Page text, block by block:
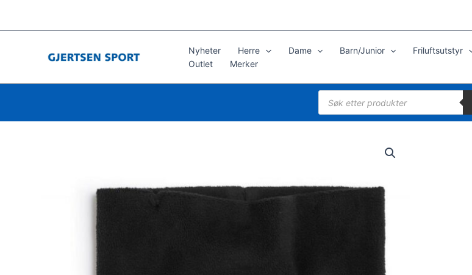
til
Nyheter Herre Dame Barn/Junior Friluftsutstyr
Outlet
Merker
Products
search